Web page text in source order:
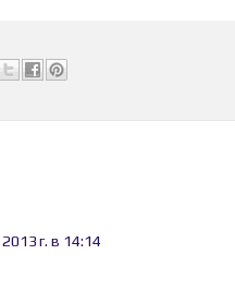
г. в 14:14